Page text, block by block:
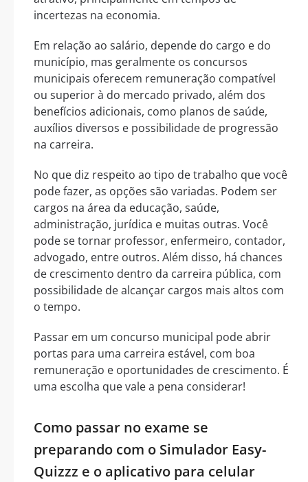
incertezas na economia.
Em relação ao salário, depende do cargo e do
município, mas geralmente os concursos
municipais oferecem remuneração compatível
ou superior à do mercado privado, além dos
benefícios adicionais, como planos de saúde,
auxílios diversos e possibilidade de progressão
na carreira.
No que diz respeito ao tipo de trabalho que você
pode fazer, as opções são variadas. Podem ser
cargos na área da educação, saúde,
administração, jurídica e muitas outras. Você
pode se tornar professor, enfermeiro, contador,
advogado, entre outros. Além disso, há chances
de crescimento dentro da carreira pública, com
possibilidade de alcançar cargos mais altos com
o tempo.
Passar em um concurso municipal pode abrir
portas para uma carreira estável, com boa
remuneração e oportunidades de crescimento. É
uma escolha que vale a pena considerar!
Como passar no exame se
preparando com o Simulador Easy-
Quizzz e o aplicativo para celular